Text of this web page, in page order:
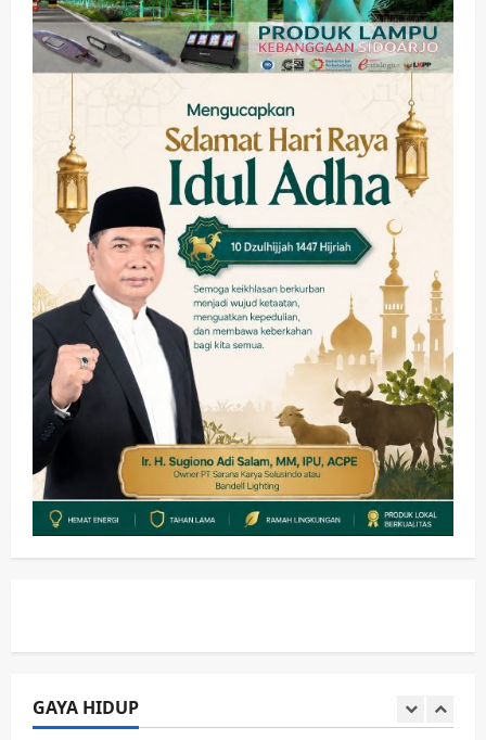
GAYA HIDUP
2
wartanusa 5 Agustus 2026
Ekonomi Hiburan Pemerintahan
HOT NEWS: Ribuan Warga Wage
Tumplek Blek di Bazar Rakyat Jalan
Jambu, Borong Kuliner UMKM Sambil
Nonton Jaranan!
wartanusa 4 Agustus 2026
4
Keagamaan Pemerintahan
Pemkab Sidoarjo & Muhammadiyah
Sinergi Permudah Perizinan, Wakaf,
hingga Hibah
wartanusa 4 Agustus 2026
5
Keagamaan Pemerintahan
Hadir di Pengajian Qurrota A’yun,
Wabup Sidoarjo Minta Doa Jamaah
Agar Tetap Amanah Memimpin
wartanusa 4 Agustus 2026
Kesehatan Pembangunan
Pemerintahan
PANAS! Kalah Tender Proyek RSUD
Sibar Rp 9,9 M, Beranikah CV Tiga
Anugerah Utama Pertaruhkan
2
wartanusa 5 Agustus 2026